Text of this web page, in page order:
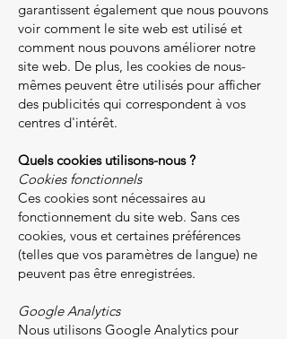
garantissent également que nous pouvons
voir comment le site web est utilisé et
comment nous pouvons améliorer notre
site web. De plus, les cookies de nous-
mêmes peuvent être utilisés pour afficher
des publicités qui correspondent à vos
centres d'intérêt.
Quels cookies utilisons-nous ?
Cookies fonctionnels
Ces cookies sont nécessaires au
fonctionnement du site web. Sans ces
cookies, vous et certaines préférences
(telles que vos paramètres de langue) ne
peuvent pas être enregistrées.
Google Analytics
Nous utilisons Google Analytics pour